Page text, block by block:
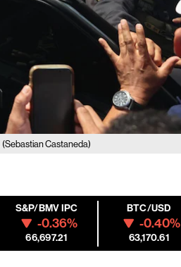
(Sebastian Castaneda)
S&P/BMV IPC
-0.36%
66,697.21
BTC/USD
-0.40%
63,170.61